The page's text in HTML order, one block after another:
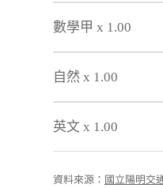
數學甲 x 1.00
自然 x 1.00
英文 x 1.00
資料來源： 國立陽明交